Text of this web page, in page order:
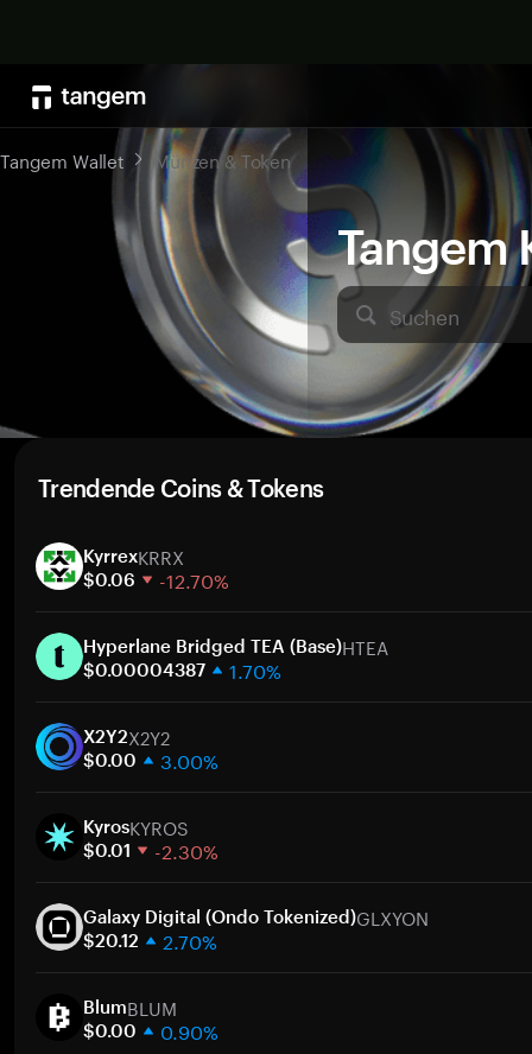
Tangem
Suchen
Tangem Wallet Münzen & Token
Trendende Coins & Tokens
KyrrexKRRX
$0.06 -12.70%
30 Tage
Marktkapitalisierung
Hyperlane Bridged TEA (Base)HTEA
$0.00004387 1.70%
30 Tage
Marktkapitalisierung
X2Y2X2Y2
$0.00 3.00%
30 Tage
Marktkapitalisierung
KyrosKYROS
$0.01 -2.30%
30 Tage
Marktkapitalisierung
Galaxy Digital (Ondo Tokenized)GLXYON
$20.12 2.70%
30 Tage
Marktkapitalisierung
BlumBLUM
$0.00 0.90%